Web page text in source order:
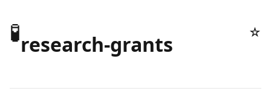
🧪research-grants ☆